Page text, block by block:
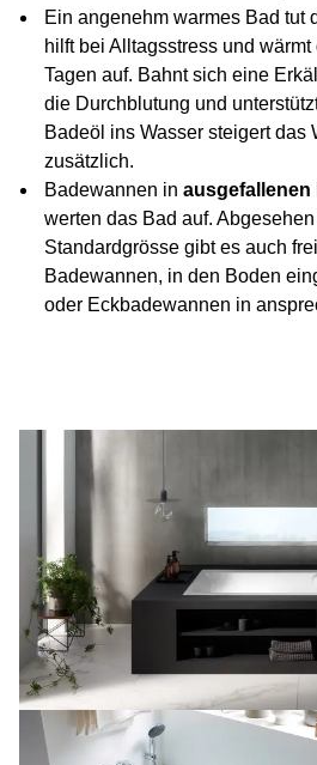
Ein angenehm warmes Bad tut
hilft bei Alltagsstress und
Tagen auf. Bahnt sich eine
die Durchblutung und
Badeöl ins Wasser steigert das
zusätzlich.
Badewannen in ausgefallenen
werten das Bad auf.
Standardgrösse gibt es auch
Badewannen, in den Boden
oder Eckbadewannen in